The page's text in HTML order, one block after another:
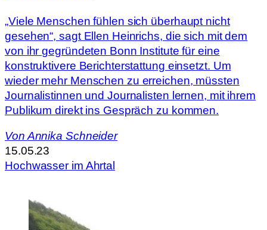
„Viele Menschen fühlen sich überhaupt nicht
gesehen“, sagt Ellen Heinrichs, die sich mit dem
von ihr gegründeten Bonn Institute für eine
konstruktivere Berichterstattung einsetzt. Um
wieder mehr Menschen zu erreichen, müssten
Journalistinnen und Journalisten lernen, mit ihrem
Publikum direkt ins Gespräch zu kommen.
Von Annika Schneider
15.05.23
Hochwasser im Ahrtal